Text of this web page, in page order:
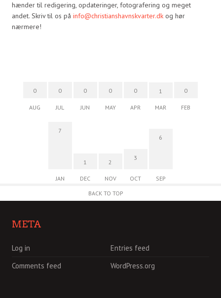
hænder til redigering, opdateringer, fotografering og meget
andet. Skriv til os på info@christianshavnskvarter.dk og hør
nærmere!
0
AUG
0
JUL
0
JUN
0
MAY
0
APR
1
MAR
0
FEB
7
JAN
1
DEC
2
NOV
3
OCT
6
SEP
BACK TO TOP
META
Log in
Entries feed
Comments feed
WordPress.org